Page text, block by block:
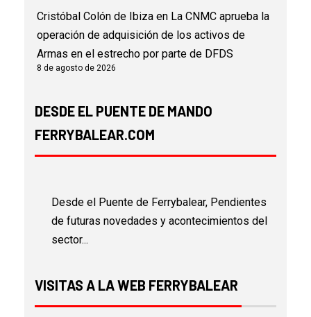
Cristóbal Colón de Ibiza en La CNMC aprueba la
operación de adquisición de los activos de
Armas en el estrecho por parte de DFDS
8 de agosto de 2026
DESDE EL PUENTE DE MANDO
FERRYBALEAR.COM
Desde el Puente de Ferrybalear, Pendientes
de futuras novedades y acontecimientos del
sector...
VISITAS A LA WEB FERRYBALEAR